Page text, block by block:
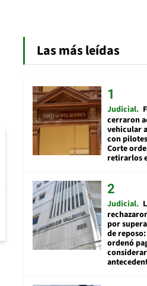
Las más leídas
Judicial
cerraron
vehicular
con
Corte
retirarlos
Judicial
por
de
ordenó